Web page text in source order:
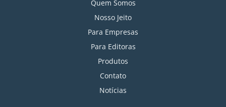
Quem Somos
Nosso Jeito
Para Empresas
Para Editoras
Produtos
Contato
Notícias